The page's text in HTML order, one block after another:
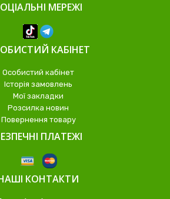
МЕРЕЖІ
КАБІНЕТ
Особистий кабінет
Історія замовлень
Мої закладки
Розсилка новин
Повернення товару
ПЛАТЕЖІ
КОНТАКТИ